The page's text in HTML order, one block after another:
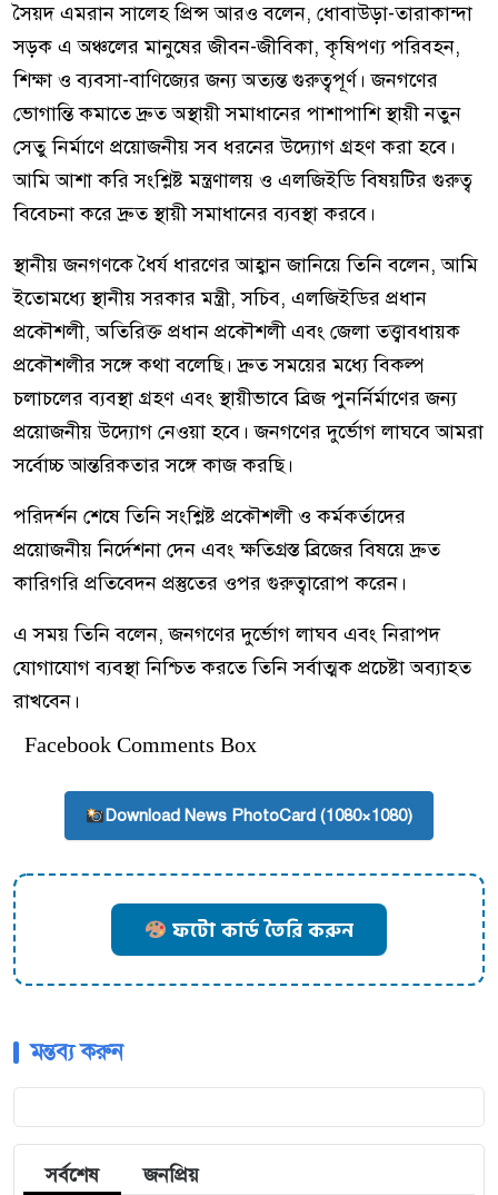
সৈয়দ এমরান সালেহ প্রিন্স আরও বলেন, ধোবাউড়া-তারাকান্দা
সড়ক এ অঞ্চলের মানুষের জীবন-জীবিকা, কৃষিপণ্য পরিবহন,
শিক্ষা ও ব্যবসা-বাণিজ্যের জন্য অত্যন্ত গুরুত্বপূর্ণ। জনগণের
ভোগান্তি কমাতে দ্রুত অস্থায়ী সমাধানের পাশাপাশি স্থায়ী নতুন
সেতু নির্মাণে প্রয়োজনীয় সব ধরনের উদ্যোগ গ্রহণ করা হবে।
আমি আশা করি সংশ্লিষ্ট মন্ত্রণালয় ও এলজিইডি বিষয়টির গুরুত্ব
বিবেচনা করে দ্রুত স্থায়ী সমাধানের ব্যবস্থা করবে।
স্থানীয় জনগণকে ধৈর্য ধারণের আহ্বান জানিয়ে তিনি বলেন, আমি
ইতোমধ্যে স্থানীয় সরকার মন্ত্রী, সচিব, এলজিইডির প্রধান
প্রকৌশলী, অতিরিক্ত প্রধান প্রকৌশলী এবং জেলা তত্ত্বাবধায়ক
প্রকৌশলীর সঙ্গে কথা বলেছি। দ্রুত সময়ের মধ্যে বিকল্প
চলাচলের ব্যবস্থা গ্রহণ এবং স্থায়ীভাবে ব্রিজ পুনর্নির্মাণের জন্য
প্রয়োজনীয় উদ্যোগ নেওয়া হবে। জনগণের দুর্ভোগ লাঘবে আমরা
সর্বোচ্চ আন্তরিকতার সঙ্গে কাজ করছি।
পরিদর্শন শেষে তিনি সংশ্লিষ্ট প্রকৌশলী ও কর্মকর্তাদের
প্রয়োজনীয় নির্দেশনা দেন এবং ক্ষতিগ্রস্ত ব্রিজের বিষয়ে দ্রুত
কারিগরি প্রতিবেদন প্রস্তুতের ওপর গুরুত্বারোপ করেন।
এ সময় তিনি বলেন, জনগণের দুর্ভোগ লাঘব এবং নিরাপদ
যোগাযোগ ব্যবস্থা নিশ্চিত করতে তিনি সর্বাত্মক প্রচেষ্টা অব্যাহত
রাখবেন।
Facebook Comments Box
Download News PhotoCard (1080×1080)
ফটো কার্ড তৈরি করুন
মন্তব্য করুন
সর্বশেষ জনপ্রিয়